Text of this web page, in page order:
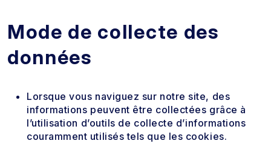
Mode de collecte des
données
Lorsque vous naviguez sur notre site, des
informations peuvent être collectées grâce à
l’utilisation d’outils de collecte d’informations
couramment utilisés tels que les cookies.